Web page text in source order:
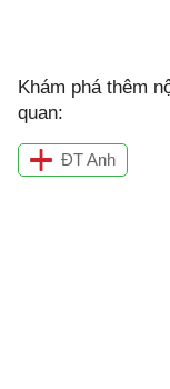
Khám phá thêm
quan:
ĐT Anh